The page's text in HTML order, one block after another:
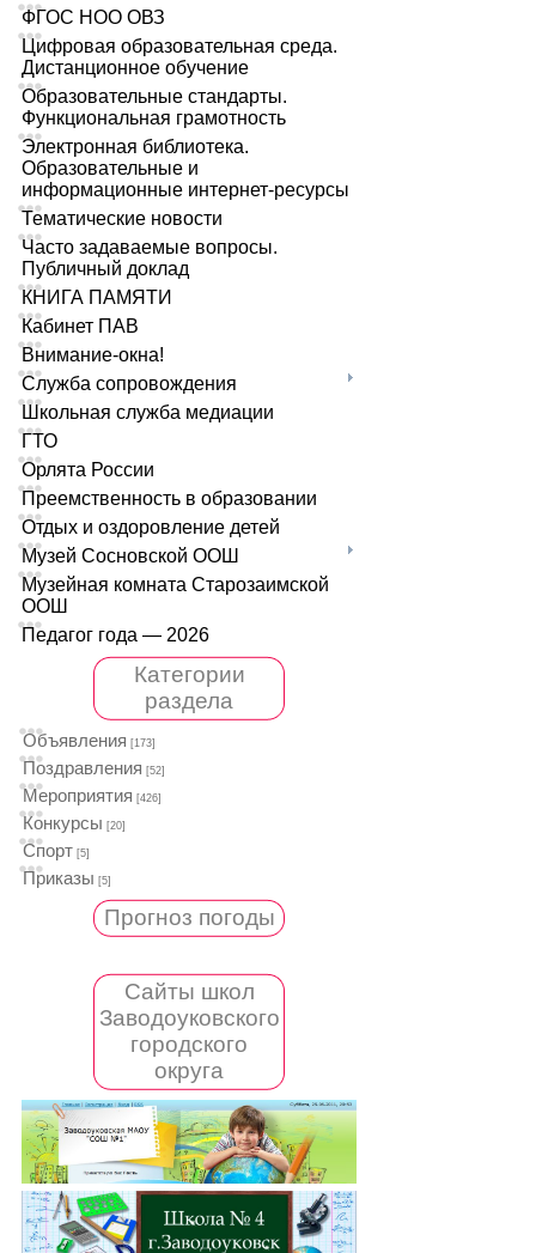
ФГОС НОО ОВЗ
Цифровая образовательная среда.
Дистанционное обучение
Образовательные стандарты.
Функциональная грамотность
Электронная библиотека.
Образовательные и
информационные интернет-ресурсы
Тематические новости
Часто задаваемые вопросы.
Публичный доклад
КНИГА ПАМЯТИ
Кабинет ПАВ
Внимание-окна!
Служба сопровождения
Школьная служба медиации
ГТО
Орлята России
Преемственность в образовании
Отдых и оздоровление детей
Музей Сосновской ООШ
Музейная комната Старозаимской
ООШ
Педагог года — 2026
Категории
раздела
Объявления [173]
Поздравления [52]
Мероприятия [426]
Конкурсы [20]
Спорт [5]
Приказы [5]
Прогноз погоды
Сайты школ
Заводоуковского
городского
округа